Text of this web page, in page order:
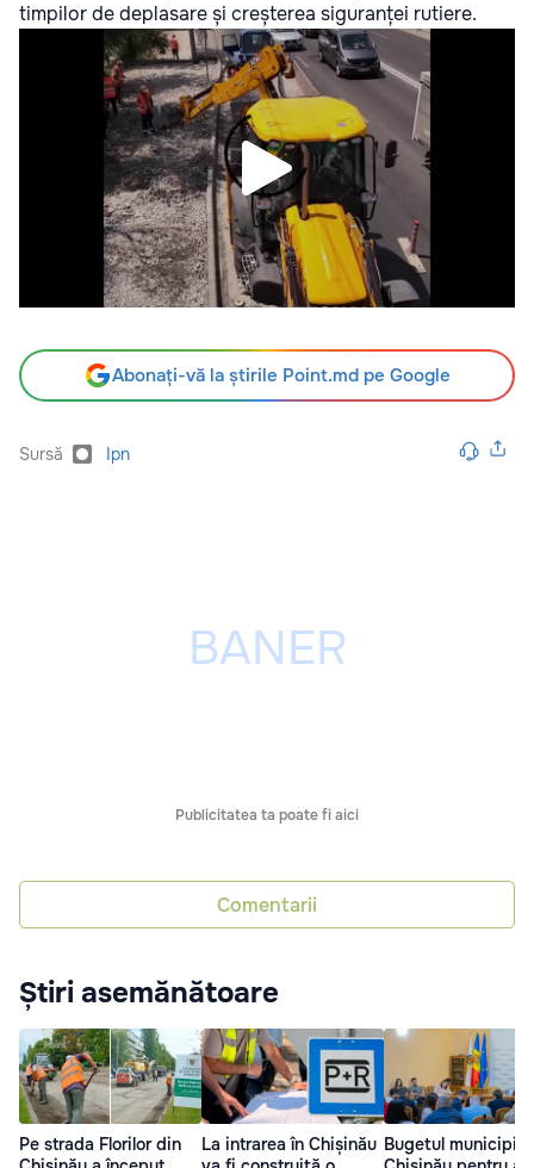
timpilor de deplasare și creșterea siguranței rutiere.
Abonați-vă la știrile Point.md pe Google
Sursă Ipn
Publicitatea ta poate fi aici
Comentarii
Știri asemănătoare
Pe strada Florilor din
La intrarea în Chișinău Bugetul